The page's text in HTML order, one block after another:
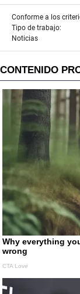
Conforme a los
Tipo de trabajo:
Noticias